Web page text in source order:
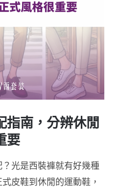
指南，分辨休閒
要
光是西裝褲就有好幾種
皮鞋到休閒的運動鞋，